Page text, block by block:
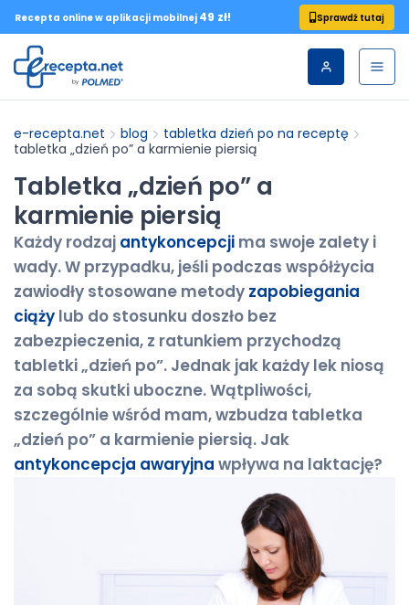
Recepta online w aplikacji mobilnej 49 zł! Sprawdź tutaj
e-recepta.net blog
tabletka dzień po na receptę
tabletka „dzień po” a karmienie piersią
Tabletka „dzień po” a
karmienie piersią
Każdy rodzaj antykoncepcji ma swoje zalety i
wady. W przypadku, jeśli podczas współżycia
zawiodły stosowane metody zapobiegania
ciąży lub do stosunku doszło bez
zabezpieczenia, z ratunkiem przychodzą
tabletki „dzień po”. Jednak jak każdy lek niosą
za sobą skutki uboczne. Wątpliwości,
szczególnie wśród mam, wzbudza tabletka
„dzień po” a karmienie piersią. Jak
antykoncepcja awaryjna wpływa na laktację?